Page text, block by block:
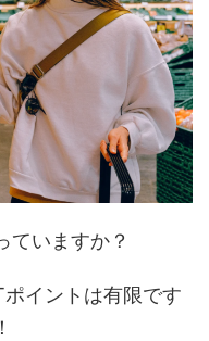
ていますか？
イントは有限です